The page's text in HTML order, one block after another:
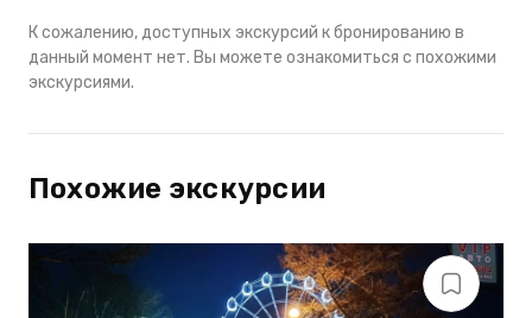
К сожалению, доступных экскурсий к бронированию в
данный момент нет. Вы можете ознакомиться с похожими
экскурсиями.
Похожие экскурсии